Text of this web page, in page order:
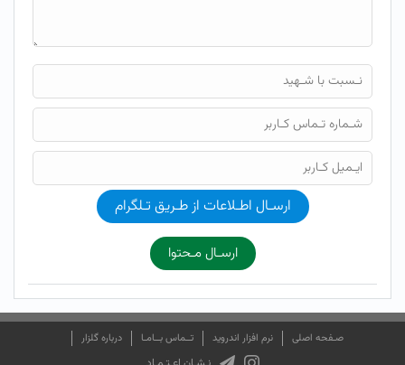
ارسـال اطـلاعات از طـریق تـلگرام
ارسـال مـحتوا
صـفحه اصلی نرم افزار اندروید تــماس بــامـا درباره گلزار